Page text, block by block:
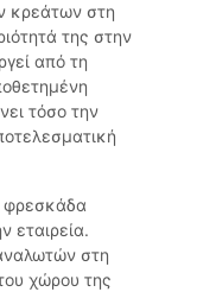
κρεάτων στη
της στην
από τη
τόσο την
φρεσκάδα
εταιρεία.
στη
χώρου της